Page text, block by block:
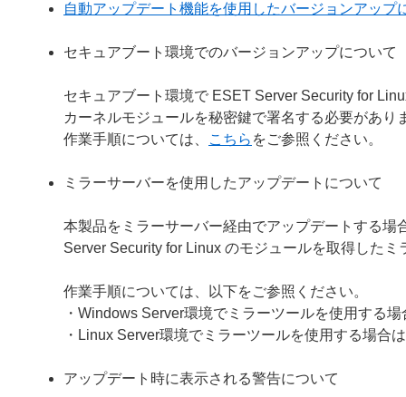
自動アップデート機能を使用したバージョンアップ
セキュアブート環境でのバージョンアップについて
セキュアブート環境で ESET Server Security for
カーネルモジュールを秘密鍵で署名する必要があり
作業手順については、
こちら をご参照ください。
ミラーサーバーを使用したアップデートについて
本製品をミラーサーバー経由でアップデートする
Server Security for Linux のモジュールを取得した
作業手順については、以下をご参照ください。
・Windows Server環境でミラーツールを使用する場
・Linux Server環境でミラーツールを使用する場合は
アップデート時に表示される警告について